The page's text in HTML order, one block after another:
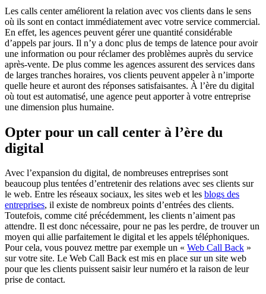
Les calls center améliorent la relation avec vos clients dans le sens
où ils sont en contact immédiatement avec votre service commercial.
En effet, les agences peuvent gérer une quantité considérable
d’appels par jours. Il n’y a donc plus de temps de latence pour avoir
une information ou pour réclamer des problèmes auprès du service
après-vente. De plus comme les agences assurent des services dans
de larges tranches horaires, vos clients peuvent appeler à n’importe
quelle heure et auront des réponses satisfaisantes. À l’ère du digital
où tout est automatisé, une agence peut apporter à votre entreprise
une dimension plus humaine.
Opter pour un call center à l’ère du
digital
Avec l’expansion du digital, de nombreuses entreprises sont
beaucoup plus tentées d’entretenir des relations avec ses clients sur
le web. Entre les réseaux sociaux, les sites web et les blogs des
entreprises, il existe de nombreux points d’entrées des clients.
Toutefois, comme cité précédemment, les clients n’aiment pas
attendre. Il est donc nécessaire, pour ne pas les perdre, de trouver un
moyen qui allie parfaitement le digital et les appels téléphoniques.
Pour cela, vous pouvez mettre par exemple un « Web Call Back »
sur votre site. Le Web Call Back est mis en place sur un site web
pour que les clients puissent saisir leur numéro et la raison de leur
prise de contact.